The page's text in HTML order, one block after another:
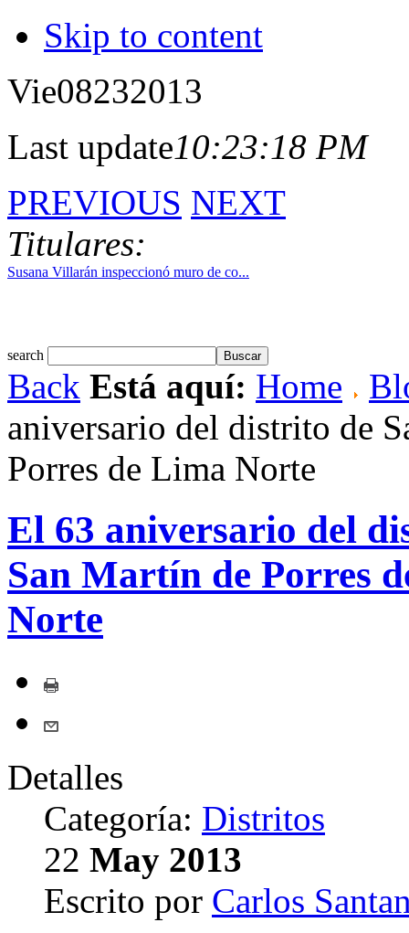
Skip to content
Vie08232013
Last update10:23:18 PM
PREVIOUS NEXT
Titulares:
Susana Villarán inspeccionó muro de co...
search
Back Está aquí: Home
aniversario del distrito de
Porres de Lima Norte
El 63 aniversario del
San Martín de Porres
Norte
Detalles
Categoría: Distritos
22 May 2013
Escrito por Carlos